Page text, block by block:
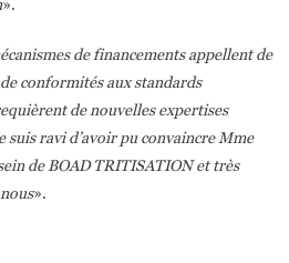
».
de financements appellent de
conformités aux standards
de nouvelles expertises
suis ravi d’avoir pu convaincre Mme
de BOAD TRITISATION et très
».